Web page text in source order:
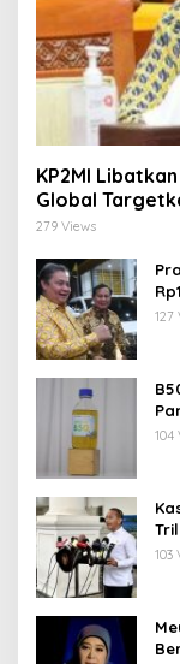
KP2MI
Global
279 Views
127
104
103